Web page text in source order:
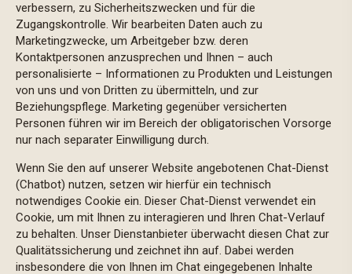
verbessern, zu Sicherheitszwecken und für die
Zugangskontrolle. Wir bearbeiten Daten auch zu
Marketingzwecke, um Arbeitgeber bzw. deren
Kontaktpersonen anzusprechen und Ihnen – auch
personalisierte – Informationen zu Produkten und Leistungen
von uns und von Dritten zu übermitteln, und zur
Beziehungspflege. Marketing gegenüber versicherten
Personen führen wir im Bereich der obligatorischen Vorsorge
nur nach separater Einwilligung durch.
Wenn Sie den auf unserer Website angebotenen Chat-Dienst
(Chatbot) nutzen, setzen wir hierfür ein technisch
notwendiges Cookie ein. Dieser Chat-Dienst verwendet ein
Cookie, um mit Ihnen zu interagieren und Ihren Chat-Verlauf
zu behalten. Unser Dienstanbieter überwacht diesen Chat zur
Qualitätssicherung und zeichnet ihn auf. Dabei werden
insbesondere die von Ihnen im Chat eingegebenen Inhalte